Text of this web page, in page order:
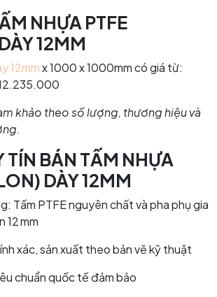
NHỰA PTFE
12MM
12mmx 1000 x 1000mm có giá từ:
khảo theo số lượng, thương hiệu và
TÍN BÁN TẤM NHỰA
DÀY 12MM
Tấm PTFE nguyên chất và pha phụ gia
12 mm
xác, sản xuất theo bản vẽ kỹ thuật
chuẩn quốc tế đảm bảo